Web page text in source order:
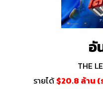
อั
THE
รายได้ $20.8 ล้าน (